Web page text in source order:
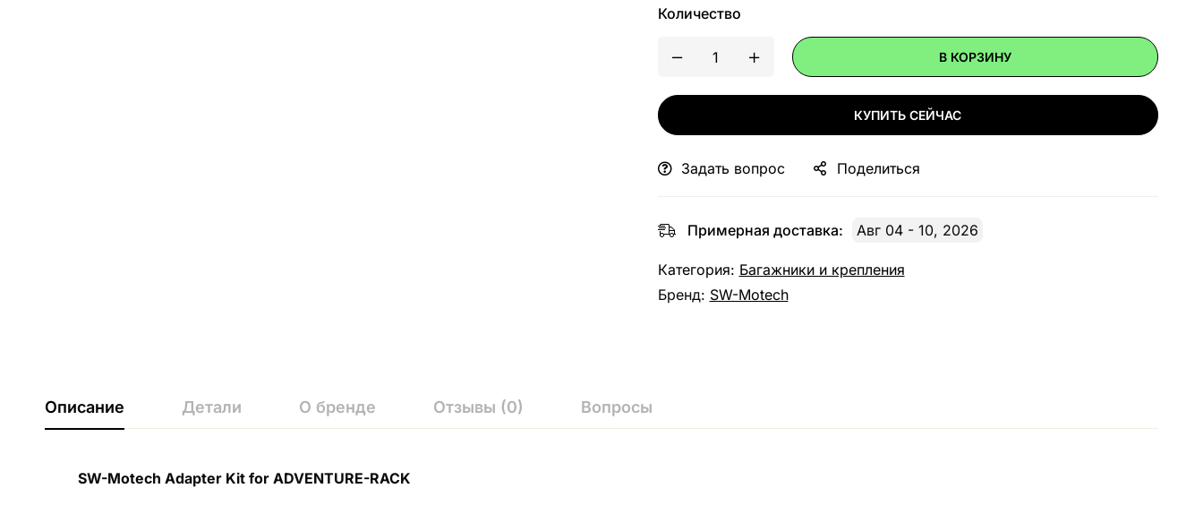
16-
Количество
В КОРЗИНУ
КУПИТЬ СЕЙЧАС
Задать вопрос Поделиться
Примерная доставка: Авг 04 - 10, 2026
Категория: Багажники и крепления
Бренд: SW-Motech
Описание Детали О бренде Отзывы (0) Вопросы
SW-Motech Adapter Kit for ADVENTURE-RACK